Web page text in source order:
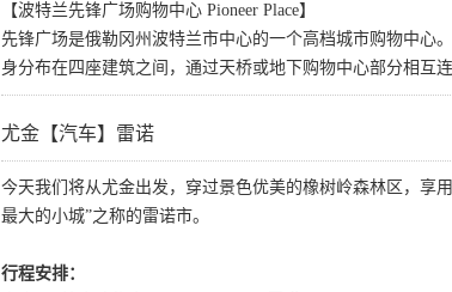
【波特兰先锋广场购物中心 Pioneer Place】
先锋广场是俄勒冈州波特兰市中心的一个高档城市购物中心
身分布在四座建筑之间，通过天桥或地下购物中心部分相互连
尤金【汽车】雷诺
今天我们将从尤金出发，穿过景色优美的橡树岭森林区，享
最大的小城”之称的雷诺市。
行程安排：